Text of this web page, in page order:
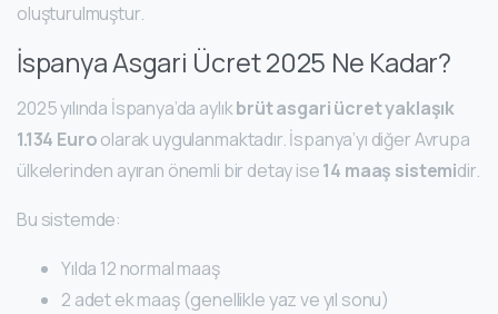
oluşturulmuştur.
İspanya Asgari Ücret 2025 Ne Kadar?
2025 yılında İspanya’da aylıkbrüt asgari ücret yaklaşık
1.134 Euroolarak uygulanmaktadır. İspanya’yı diğer Avrupa
ülkelerinden ayıran önemli bir detay ise14 maaş sistemidir.
Bu sistemde:
Yılda 12 normal maaş
2 adet ek maaş (genellikle yaz ve yıl sonu)